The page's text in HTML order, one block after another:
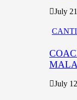
July
July